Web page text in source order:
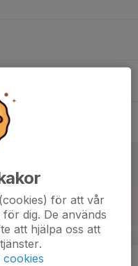
för att vår
dig. De används
att hjälpa oss att
cookies